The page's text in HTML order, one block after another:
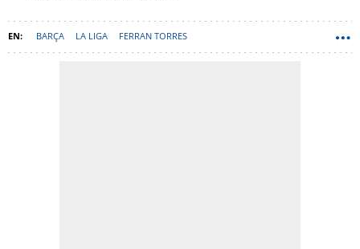
BARÇA LA LIGA FERRAN TORRES